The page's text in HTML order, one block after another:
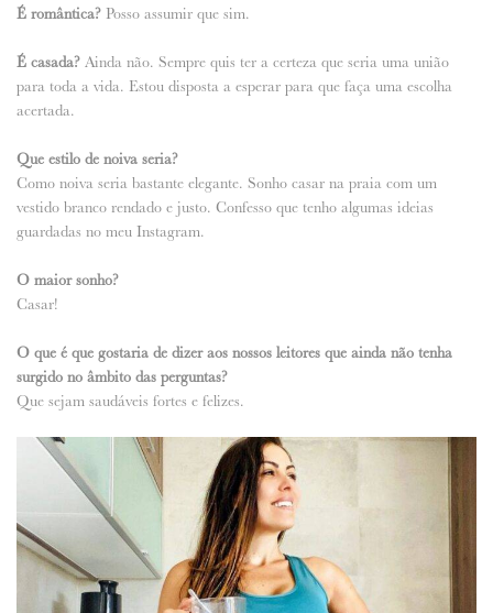
É romântica? Posso assumir que sim.
É casada? Ainda não. Sempre quis ter a certeza que seria uma união
para toda a vida. Estou disposta a esperar para que faça uma escolha
acertada.
Que estilo de noiva seria?
Como noiva seria bastante elegante. Sonho casar na praia com um
vestido branco rendado e justo. Confesso que tenho algumas ideias
guardadas no meu Instagram.
O maior sonho?
Casar!
O que é que gostaria de dizer aos nossos leitores que ainda não tenha
surgido no âmbito das perguntas?
Que sejam saudáveis fortes e felizes.